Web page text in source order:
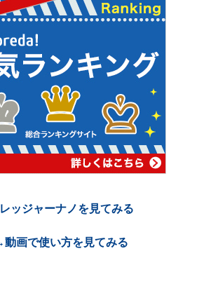
ッジャーナノを見てみる
動画で使い方を見てみる